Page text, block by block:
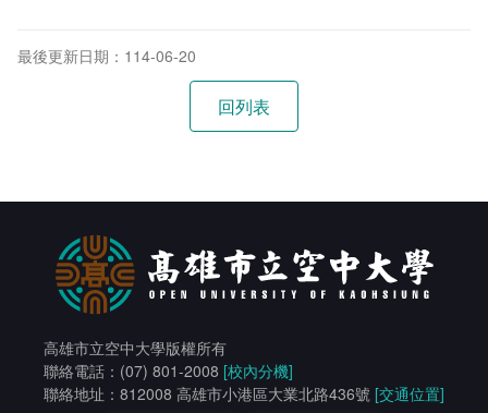
最後更新日期：114-06-20
高雄市立空中大學版權所有
聯絡電話：(07) 801-2008 [校內分機]
聯絡地址：812008 高雄市小港區大業北路436號 [交通位置]